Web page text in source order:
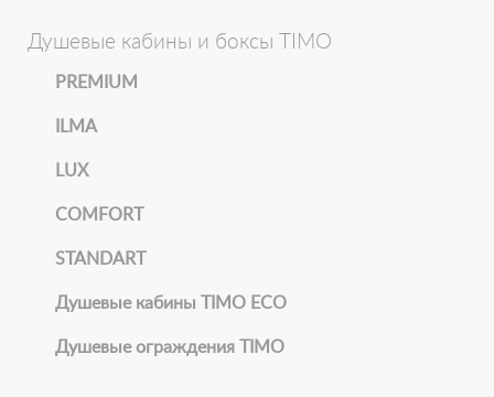
Душевые кабины и боксы TIMO
PREMIUM
ILMA
LUX
COMFORT
STANDART
Душевые кабины TIMO ECO
Душевые ограждения TIMO